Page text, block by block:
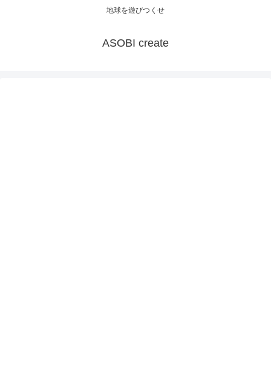
地球を遊びつくせ
ASOBI create